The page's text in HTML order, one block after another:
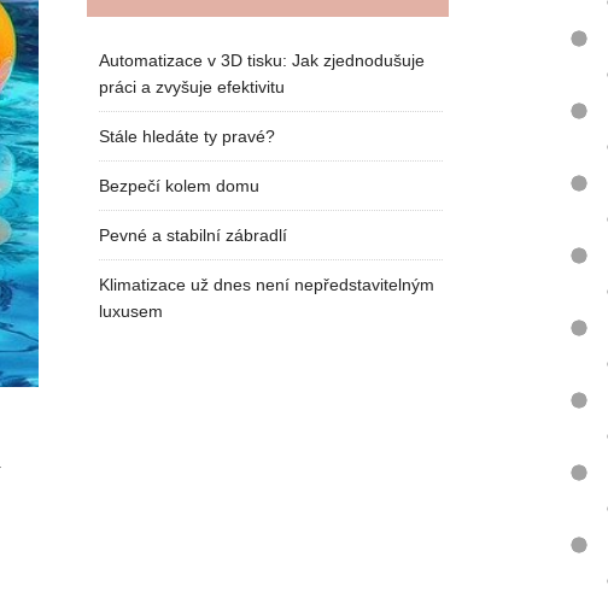
Automatizace v 3D tisku: Jak zjednodušuje
práci a zvyšuje efektivitu
Stále hledáte ty pravé?
Bezpečí kolem domu
Pevné a stabilní zábradlí
Klimatizace už dnes není nepředstavitelným
luxusem